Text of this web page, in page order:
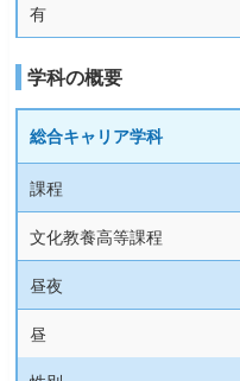
有
学科の概要
総合キャリア学科
課程
文化教養高等課程
昼夜
昼